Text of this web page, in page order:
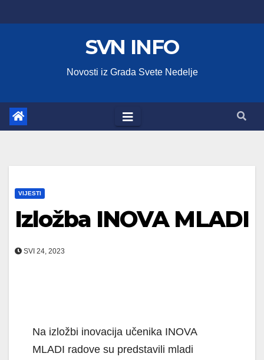
to
SVN INFO
Novosti iz Grada Svete Nedelje
VIJESTI
Izložba INOVA MLADI
SVI 24, 2023
Na izložbi inovacija učenika INOVA
MLADI radove su predstavili mladi